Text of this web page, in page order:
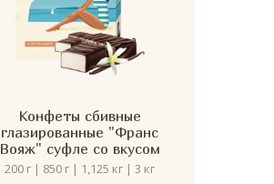
Конфеты сбивные
глазированные "Франс
Вояж" суфле со вкусом
ванили
200 г | 850 г | 1,125 кг | 3 кг